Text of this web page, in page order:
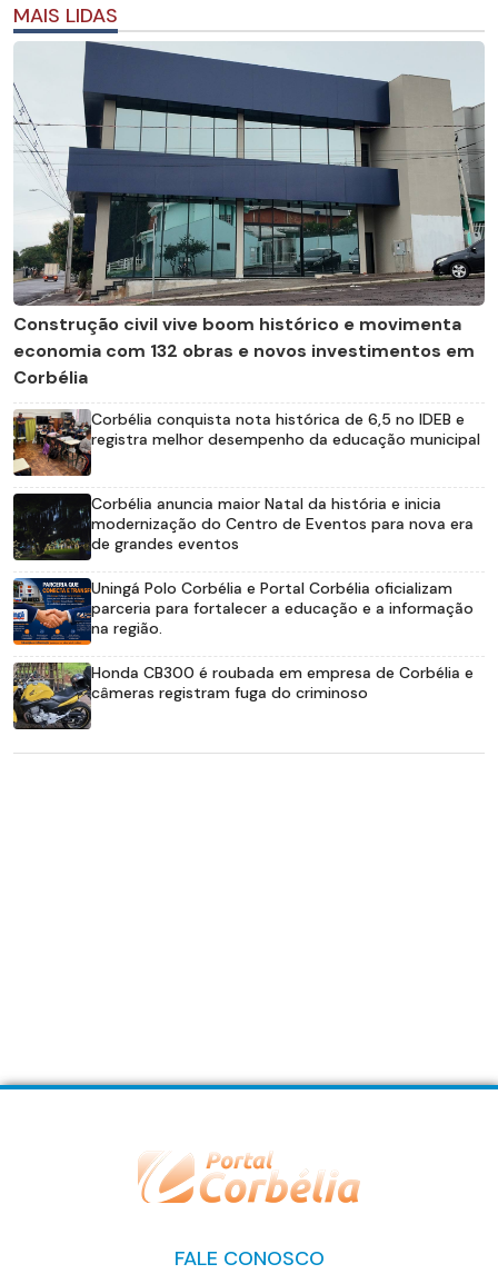
MAIS LIDAS
Construção civil vive boom histórico e movimenta
economia com 132 obras e novos investimentos em
Corbélia
Corbélia conquista nota histórica de 6,5 no IDEB e
registra melhor desempenho da educação municipal
Corbélia anuncia maior Natal da história e inicia
modernização do Centro de Eventos para nova era
de grandes eventos
Uningá Polo Corbélia e Portal Corbélia oficializam
parceria para fortalecer a educação e a informação
na região.
Honda CB300 é roubada em empresa de Corbélia e
câmeras registram fuga do criminoso
FALE CONOSCO